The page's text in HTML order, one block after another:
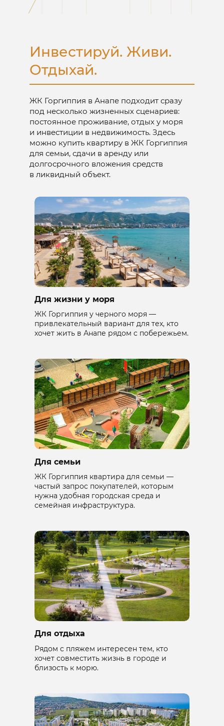
от 27%
Капитализация в год
от 3 200 000 ₽
Прибыль с продажи в год
7 лет
Срок окупаемости
Инвестируй. Живи.
Отдыхай.
ЖК Горгиппия в Анапе подходит сразу
под несколько жизненных сценариев:
постоянное проживание, отдых у моря
и инвестиции в недвижимость. Здесь
можно купить квартиру в ЖК Горгиппия
для семьи, сдачи в аренду или
долгосрочного вложения средств
в ликвидный объект.
Для жизни у моря
ЖК Горгиппия у черного моря —
привлекательный вариант для тех, кто
хочет жить в Анапе рядом с побережьем.
Для семьи
ЖК Горгиппия квартира для семьи —
частый запрос покупателей, которым
нужна удобная городская среда и
семейная инфраструктура.
Для отдыха
Рядом с пляжем интересен тем, кто
хочет совместить жизнь в городе и
близость к морю.